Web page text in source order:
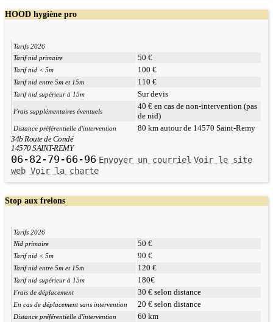
HOOD hygiène pro
Tarifs 2026
Tarif nid primaire
50 €
Tarif nid < 5m 100 €
Tarif nid entre 5m et 15m 110 €
Tarif nid supérieur à 15m Sur devis
Frais supplémentaires éventuels
40 € en cas de non-intervention (pas
de nid)
Distance préférentielle d'intervention 80 km autour de 14570 Saint-Remy
34b Route de Condé
14570 SAINT-REMY
06-82-79-66-96 Envoyer un courriel Voir le site
web Voir la charte
Stop aux frelons
Tarifs 2026
Nid primaire
50 €
Tarif nid < 5m 90 €
Tarif nid entre 5m et 15m 120 €
Tarif nid supérieur à 15m 180€
Frais de déplacement 30 € selon distance
En cas de déplacement sans intervention 20 € selon distance
Distance préférentielle d'intervention 60 km